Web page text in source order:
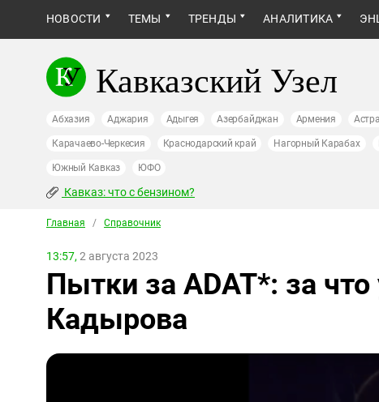
НОВОСТИ ТЕМЫ ТРЕНДЫ АНАЛИТИКА
Кавказский Узел
Абхазия Аджария Адыгея Азербайджан Армения
Карачаево-Черкесия Краснодарский край Нагорный Карабах
Южный Кавказ ЮФО
Кавказ: что с бензином?
Главная / Справочник
13:57, 2 августа 2023
Пытки за ADAT*: за что
Кадырова